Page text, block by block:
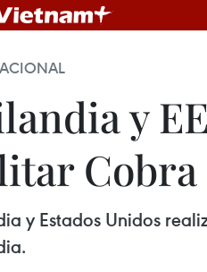
y
Cobra
y Estados Unidos